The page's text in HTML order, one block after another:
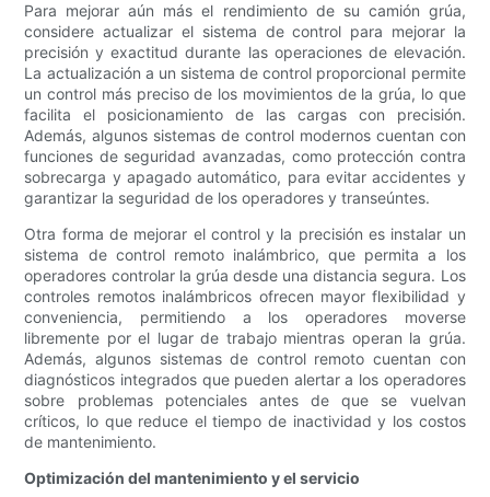
Para mejorar aún más el rendimiento de su camión grúa,
considere actualizar el sistema de control para mejorar la
precisión y exactitud durante las operaciones de elevación.
La actualización a un sistema de control proporcional permite
un control más preciso de los movimientos de la grúa, lo que
facilita el posicionamiento de las cargas con precisión.
Además, algunos sistemas de control modernos cuentan con
funciones de seguridad avanzadas, como protección contra
sobrecarga y apagado automático, para evitar accidentes y
garantizar la seguridad de los operadores y transeúntes.
Otra forma de mejorar el control y la precisión es instalar un
sistema de control remoto inalámbrico, que permita a los
operadores controlar la grúa desde una distancia segura. Los
controles remotos inalámbricos ofrecen mayor flexibilidad y
conveniencia, permitiendo a los operadores moverse
libremente por el lugar de trabajo mientras operan la grúa.
Además, algunos sistemas de control remoto cuentan con
diagnósticos integrados que pueden alertar a los operadores
sobre problemas potenciales antes de que se vuelvan
críticos, lo que reduce el tiempo de inactividad y los costos
de mantenimiento.
Optimización del mantenimiento y el servicio